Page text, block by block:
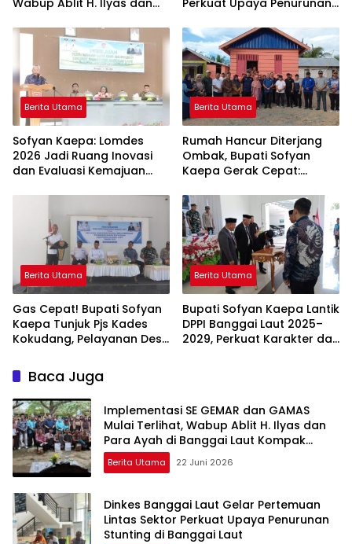
Kompak Ambil Rapor Anak
Berita Utama
Sofyan Kaepa: Lomdes
2026 Jadi Ruang Inovasi
dan Evaluasi Kemajuan
Berita Utama
Rumah Hancur Diterjang
Ombak, Bupati Sofyan
Kaepa Gerak Cepat:
Diserahkan!
Berita Utama
Gas Cepat! Bupati Sofyan
Kaepa Tunjuk Pjs Kades
Kokudang, Pelayanan Desa
Berita Utama
Bupati Sofyan Kaepa Lantik
DPPI Banggai Laut 2025–
2029, Perkuat Karakter dan
Baca Juga
Implementasi SE GEMAR dan GAMAS
Mulai Terlihat, Wabup Ablit H. Ilyas dan
Para Ayah di Banggai Laut Kompak
Ambil Rapor Anak
Berita Utama 22 Juni 2026
Dinkes Banggai Laut Gelar Pertemuan
Lintas Sektor Perkuat Upaya Penurunan
Stunting di Banggai Laut